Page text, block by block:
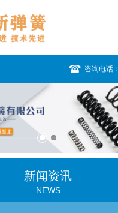
咨询电话：
新闻资讯
NEWS